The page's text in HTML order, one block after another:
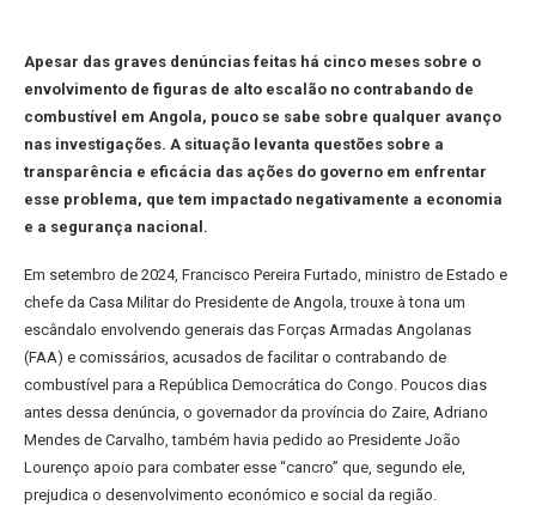
Apesar das graves denúncias feitas há cinco meses sobre o
envolvimento de figuras de alto escalão no contrabando de
combustível em Angola, pouco se sabe sobre qualquer avanço
nas investigações. A situação levanta questões sobre a
transparência e eficácia das ações do governo em enfrentar
esse problema, que tem impactado negativamente a economia
e a segurança nacional.
Em setembro de 2024, Francisco Pereira Furtado, ministro de Estado e
chefe da Casa Militar do Presidente de Angola, trouxe à tona um
escândalo envolvendo generais das Forças Armadas Angolanas
(FAA) e comissários, acusados de facilitar o contrabando de
combustível para a República Democrática do Congo. Poucos dias
antes dessa denúncia, o governador da província do Zaire, Adriano
Mendes de Carvalho, também havia pedido ao Presidente João
Lourenço apoio para combater esse “cancro” que, segundo ele,
prejudica o desenvolvimento económico e social da região.